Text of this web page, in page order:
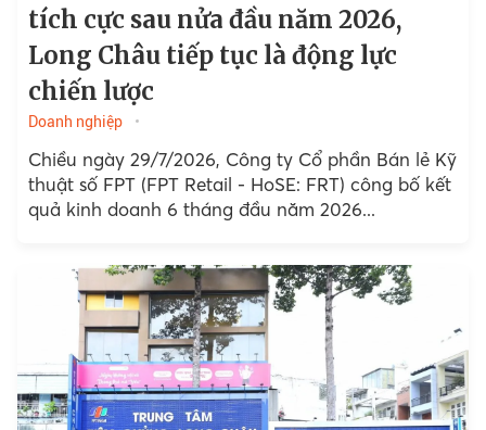
tích cực sau nửa đầu năm 2026,
Long Châu tiếp tục là động lực
chiến lược
Doanh nghiệp
Chiều ngày 29/7/2026, Công ty Cổ phần Bán lẻ Kỹ
thuật số FPT (FPT Retail - HoSE: FRT) công bố kết
quả kinh doanh 6 tháng đầu năm 2026...